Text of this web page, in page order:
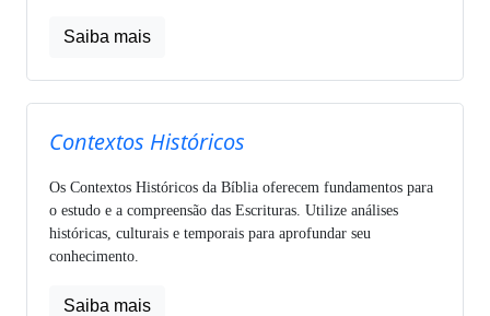
Saiba mais
Contextos Históricos
Os Contextos Históricos da Bíblia oferecem fundamentos para
o estudo e a compreensão das Escrituras. Utilize análises
históricas, culturais e temporais para aprofundar seu
conhecimento.
Saiba mais